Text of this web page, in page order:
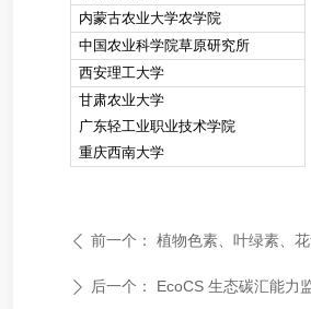
内蒙古农业大学农学院
中国农业科学院草原研究所
西安理工大学
甘肃农业大学
广东轻工业职业技术学院
重庆西南大学
ꄴ 前一个： 植物色素、叶绿素、
ꄲ 后一个： EcoCS 生态碳汇能力